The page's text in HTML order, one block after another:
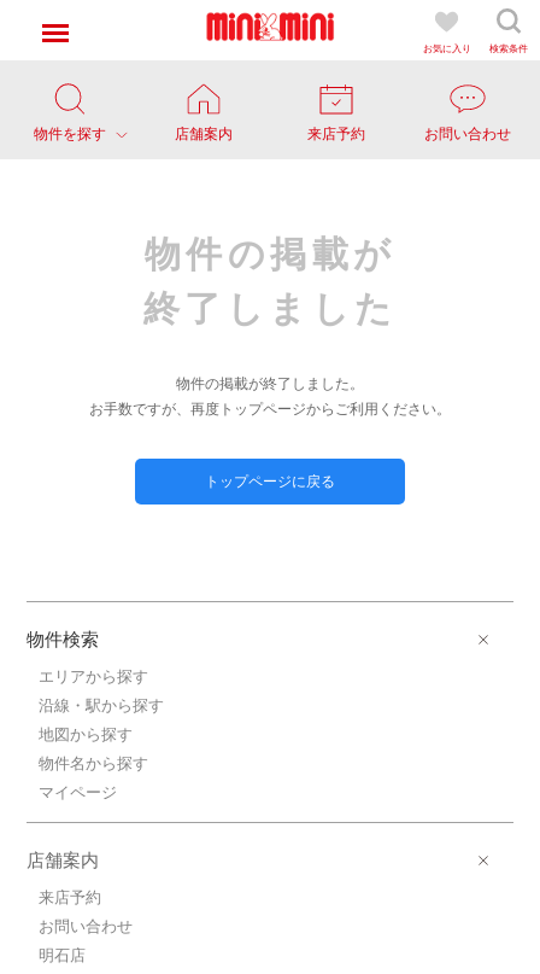
お気に入り 検索条件
物件を探す 店舗案内 来店予約 お問い合わせ
物件の掲載が
終了しました
物件の掲載が終了しました。
お手数ですが、再度トップページからご利用ください。
トップページに戻る
物件検索
エリアから探す
沿線・駅から探す
地図から探す
物件名から探す
マイページ
店舗案内
来店予約
お問い合わせ
明石店